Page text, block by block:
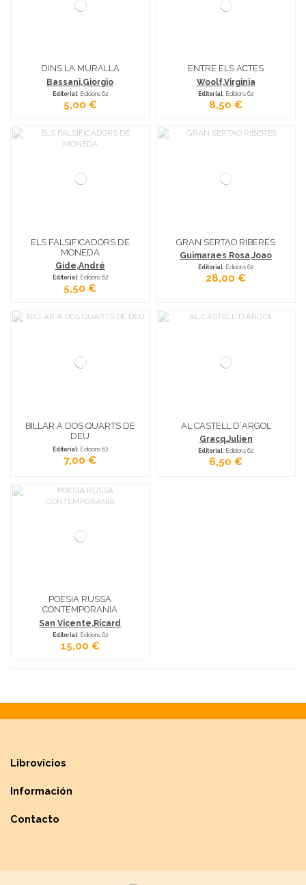
DINS LA MURALLA
Bassani,Giorgio
Editorial: Edicions 62
5,00 €
ENTRE ELS ACTES
Woolf,Virginia
Editorial: Edicions 62
8,50 €
ELS FALSIFICADORS DE
MONEDA
Gide,André
Editorial: Edicions 62
5,50 €
GRAN SERTAO RIBERES
Guimaraes Rosa,Joao
Editorial: Edicions 62
28,00 €
BILLAR A DOS QUARTS DE
DEU
Editorial: Edicions 62
7,00 €
AL CASTELL D´ARGOL
Gracq,Julien
Editorial: Edicions 62
6,50 €
POESIA RUSSA
CONTEMPORANIA
San Vicente,Ricard
Editorial: Edicions 62
15,00 €
Librovicios
Información
Contacto